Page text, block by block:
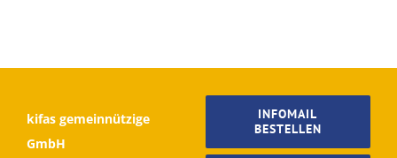
kifas gemeinnützige
GmbH
INFOMAIL
BESTELLEN